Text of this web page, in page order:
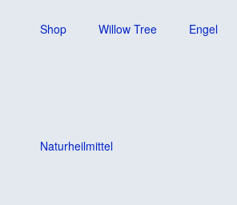
Shop Willow Tree Engel
Naturheilmittel